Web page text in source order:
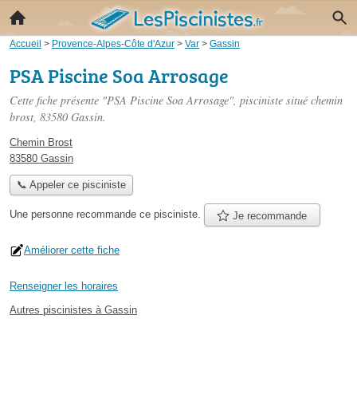
Accueil > Provence-Alpes-Côte d'Azur > Var > Gassin
PSA Piscine Soa Arrosage
Cette fiche présente "PSA Piscine Soa Arrosage", pisciniste situé chemin
brost, 83580 Gassin.
Chemin Brost
83580 Gassin
📞 Appeler ce pisciniste
Une personne recommande ce pisciniste. Je recommande
Améliorer cette fiche
Renseigner les horaires
Autres piscinistes à Gassin